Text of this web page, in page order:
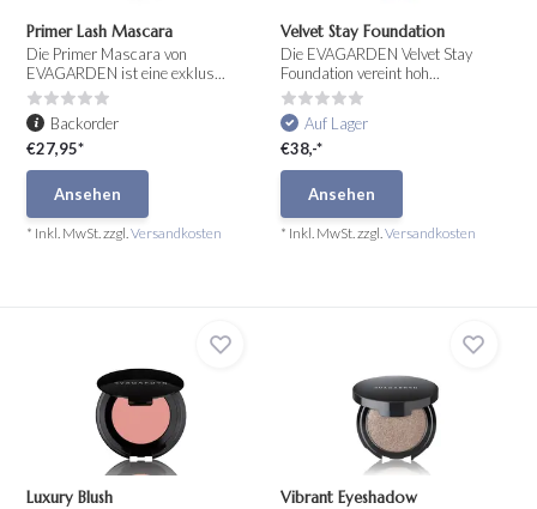
Primer Lash Mascara
Die Primer Mascara von
EVAGARDEN ist eine exklus...
Backorder
€27,95*
Ansehen
* Inkl. MwSt. zzgl.Versandkosten
Velvet Stay Foundation
Die EVAGARDEN Velvet Stay
Foundation vereint hoh...
Auf Lager
€38,-*
Ansehen
* Inkl. MwSt. zzgl.Versandkosten
Luxury Blush Vibrant Eyeshadow